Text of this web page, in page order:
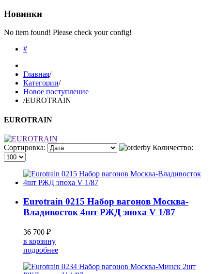
Новинки
No item found! Please check your config!
#
Главная/
Категории/
Новое поступление
/EUROTRAIN
EUROTRAIN
Сортировка: Количество:
Eurotrain 0215 Набор вагонов Москва-
Владивосток 4шт РЖД эпоха V 1/87
36 700 ₽
в корзину
подробнее